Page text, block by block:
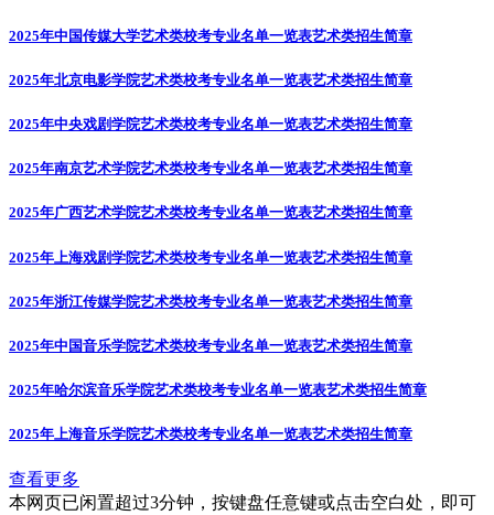
2025年中国传媒大学艺术类校考专业名单一览表艺术类招生简章
2025年北京电影学院艺术类校考专业名单一览表艺术类招生简章
2025年中央戏剧学院艺术类校考专业名单一览表艺术类招生简章
2025年南京艺术学院艺术类校考专业名单一览表艺术类招生简章
2025年广西艺术学院艺术类校考专业名单一览表艺术类招生简章
2025年上海戏剧学院艺术类校考专业名单一览表艺术类招生简章
2025年浙江传媒学院艺术类校考专业名单一览表艺术类招生简章
2025年中国音乐学院艺术类校考专业名单一览表艺术类招生简章
2025年哈尔滨音乐学院艺术类校考专业名单一览表艺术类招生简章
2025年上海音乐学院艺术类校考专业名单一览表艺术类招生简章
查看更多
本网页已闲置超过3分钟，按键盘任意键或点击空白处，即可